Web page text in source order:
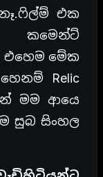
එක
මේක
Relic
මම ආයෙ
සුබ සිංහල